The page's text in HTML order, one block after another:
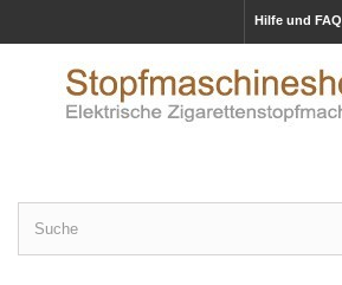
Hilfe und FAQ